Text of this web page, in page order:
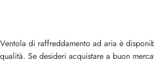
Ventola di raffreddamento ad aria è
qualità. Se desideri acquistare a buon